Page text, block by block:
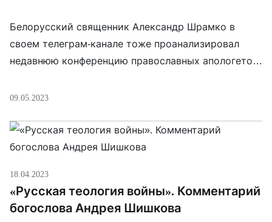
Белорусский священник Александр Шрамко в
своем телеграм-канале тоже проанализировал
недавнюю конференцию православных апологетов
высказанных Зеленоградским епископом Саввой.
Саввы строится вокруг апологии — и даже
святости! — греха: — В христианской традиции
совершать грех. Здесь же прославляется
мученичество греха и порока. Да, […]
09.05.2023
18.04.2023
«Русская теология войны». Комментарий
богослова Андрея Шишкова